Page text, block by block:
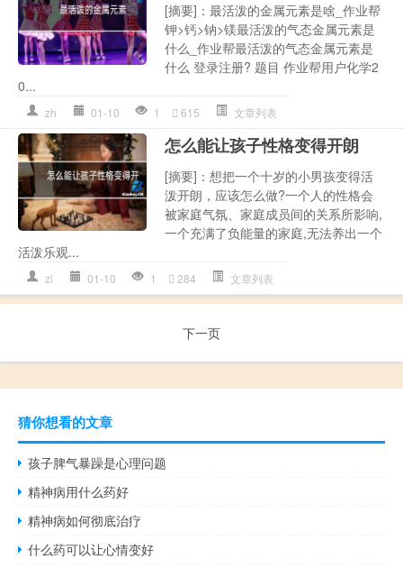
[摘要]：最活泼的金属元素是啥_作业帮
钾>钙>钠>镁最活泼的气态金属元素是
什么_作业帮最活泼的气态金属元素是
什么 登录注册? 题目 作业帮用户化学2
0...
zh 01-10 1 615 文章列表
怎么能让孩子性格变得开朗
[摘要]：想把一个十岁的小男孩变得活
泼开朗，应该怎么做?一个人的性格会
被家庭气氛、家庭成员间的关系所影响,
一个充满了负能量的家庭,无法养出一个
活泼乐观...
zl 01-10 1 284 文章列表
下一页
猜你想看的文章
孩子脾气暴躁是心理问题
精神病用什么药好
精神病如何彻底治疗
什么药可以让心情变好